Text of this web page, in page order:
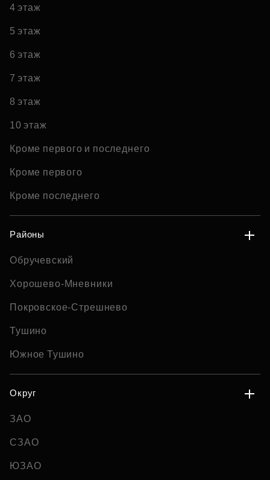
4 этаж
5 этаж
6 этаж
7 этаж
8 этаж
10 этаж
Кроме первого и последнего
Кроме первого
Кроме последнего
Районы
Обручевский
Хорошево-Мневники
Покровское-Стрешнево
Тушино
Южное Тушино
Округ
ЗАО
СЗАО
ЮЗАО